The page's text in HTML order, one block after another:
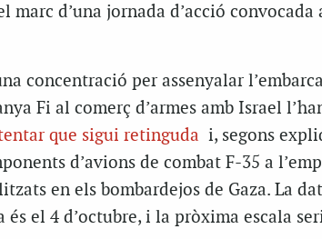
marc d’una jornada d’acció convocada
concentració per assenyalar
Fi al comerç d’armes amb Israel
que sigui retinguda i, segons
d’avions de combat F-35 a
en els bombardejos de Gaza. La
el 4 d’octubre, i la pròxima escala